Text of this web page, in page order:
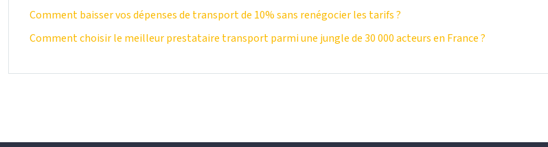
Comment baisser vos dépenses de transport de 10% sans renégocier les tarifs ?
Comment choisir le meilleur prestataire transport parmi une jungle de 30 000 acteurs en France ?